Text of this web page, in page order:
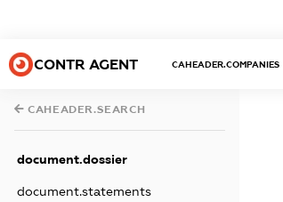
CONTR AGENT CAHEADER.COMPANIES
CAHEADER.SEARCH
document.dossier
document.statements